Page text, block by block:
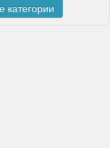
категории